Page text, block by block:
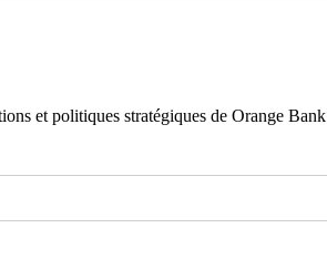
et politiques stratégiques de Orange Bank